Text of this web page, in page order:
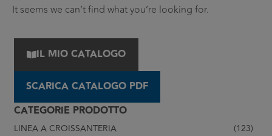
IL MIO CATALOGO
SCARICA CATALOGO PDF
CATEGORIE PRODOTTO
LINEA A CROISSANTERIA
(123)
It seems we can’t find what you’re looking for.